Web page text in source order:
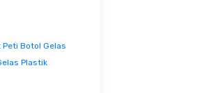
Peti Botol Gelas
Plastik